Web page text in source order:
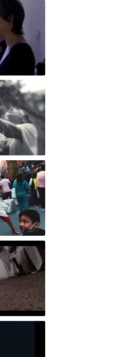
Fragmento del Performance "Orígenes"